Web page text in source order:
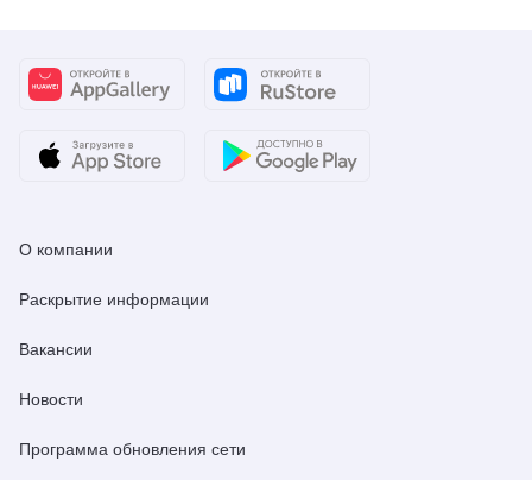
О компании
Раскрытие информации
Вакансии
Новости
Программа обновления сети